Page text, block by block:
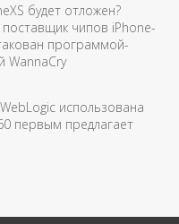
будет отложен?
чипов iPhone-
программой-
WannaCry
использована
первым предлагает